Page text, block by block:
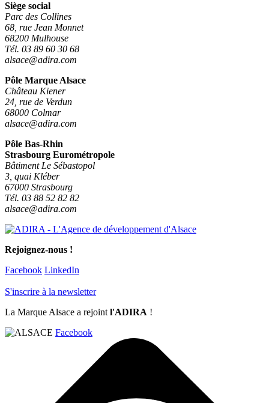
Siège social
Parc des Collines
68, rue Jean Monnet
68200 Mulhouse
Tél. 03 89 60 30 68
alsace@adira.com
Pôle Marque Alsace
Château Kiener
24, rue de Verdun
68000 Colmar
alsace@adira.com
Pôle Bas-Rhin
Strasbourg Eurométropole
Bâtiment Le Sébastopol
3, quai Kléber
67000 Strasbourg
Tél. 03 88 52 82 82
alsace@adira.com
Rejoignez-nous !
Facebook LinkedIn
S'inscrire à la newsletter
La Marque Alsace a rejointl'ADIRA !
Facebook